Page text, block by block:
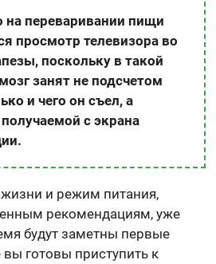
на переваривании пищи
просмотр телевизора во
поскольку в такой
занят не подсчетом
и чего он съел, а
с экрана
и режим питания,
рекомендациям, уже
будут заметны первые
готовы приступить к